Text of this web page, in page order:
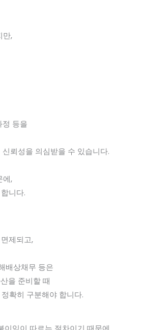
만,
정 등을
뢰성을 의심받을 수 있습니다.
에,
니다.
제되고,
배상채무 등은
을 준비할 때
정확히 구분해야 합니다.